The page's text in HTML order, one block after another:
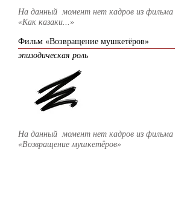
На данный момент нет кадров из фильма
«Как казаки...»
Фильм «Возвращение мушкетёров»
эпизодическая роль
На данный момент нет кадров из фильма
«Возвращение мушкетёров»